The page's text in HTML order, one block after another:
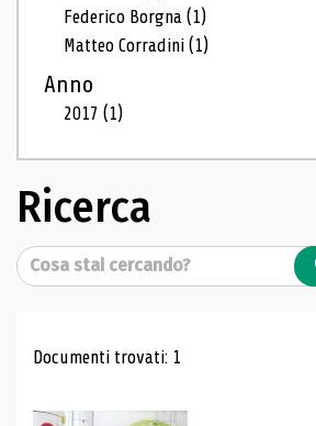
Federico Borgna(1)
Matteo Corradini(1)
Anno
2017(1)
Ricerca
Cerca
Risultati di ricerca
Documenti trovati: 1